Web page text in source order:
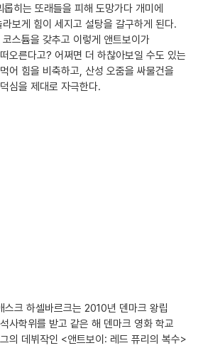
히는 또래들을 피해 도망가다 개미에
보게 힘이 세지고 설탕을 갈구하게 된다.
스튬을 갖추고 이렇게 앤트보이가
오른다고? 어쩌면 더 하찮아보일 수도 있는
어 힘을 비축하고, 산성 오줌을 싸물건을
심을 제대로 자극한다.
크 하셀바르크는 2010년 덴마크 왕립
사학위를 받고 같은 해 덴마크 영화 학교
의 데뷔작인 <앤트보이: 레드 퓨리의 복수>